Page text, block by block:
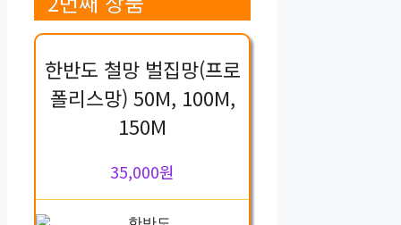
한반도 철망 벌집망(프로
폴리스망) 50M, 100M,
150M
35,000원